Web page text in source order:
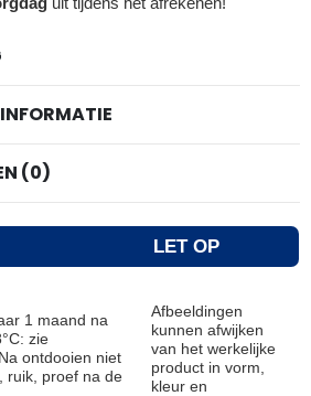
(0)
LET OP
1 maand na
zie
ontdooien niet
ruik, proef na de
Afbeeldingen
kunnen afwijken
van het werkelijke
product in vorm,
kleur en